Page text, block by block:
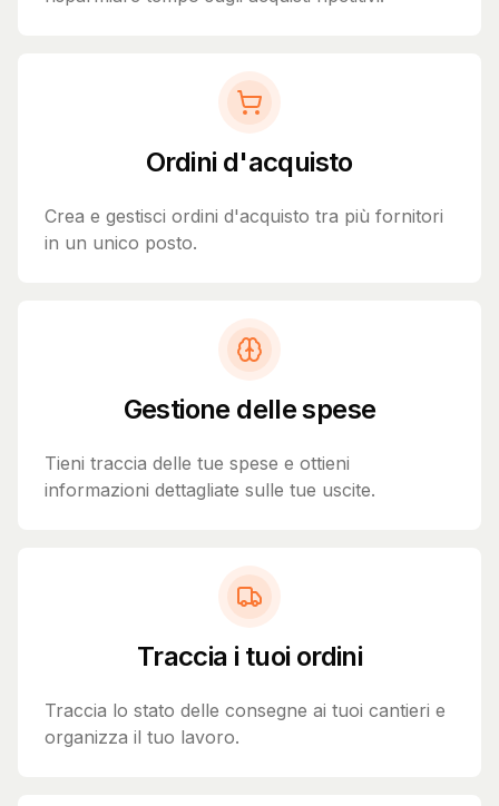
Ordini d'acquisto
Crea e gestisci ordini d'acquisto tra più fornitori
in un unico posto.
Gestione delle spese
Tieni traccia delle tue spese e ottieni
informazioni dettagliate sulle tue uscite.
Traccia i tuoi ordini
Traccia lo stato delle consegne ai tuoi cantieri e
organizza il tuo lavoro.